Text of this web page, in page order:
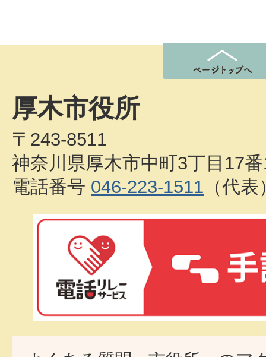
厚木市役所
〒243-8511
神奈川県厚木市中町3丁目17
電話番号 046-223-1511 （代表